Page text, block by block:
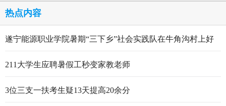
热点内容
遂宁能源职业学院暑期“三下乡”社会实践队在牛角沟村上好
211大学生应聘暑假工秒变家教老师
3位三支一扶考生疑13天提高20余分